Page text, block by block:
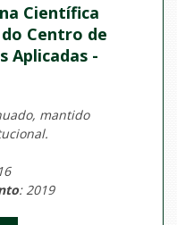
Científica
Centro de
Aplicadas -
mantido
: 2019